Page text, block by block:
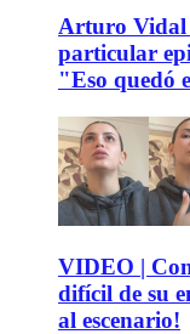
Arturo Vidal
particular
"Eso quedó
VIDEO |
difícil de su
al escenario!